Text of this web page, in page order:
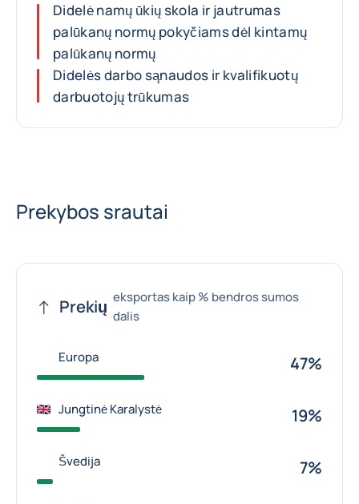
Didelė namų ūkių skola ir jautrumas
palūkanų normų pokyčiams dėl kintamų
palūkanų normų
Didelės darbo sąnaudos ir kvalifikuotų
darbuotojų trūkumas
Prekybos srautai
Prekių eksportas kaip % bendros sumos
dalis
Europa 47%
Jungtinė Karalystė 19%
Švedija 7%